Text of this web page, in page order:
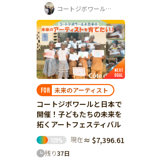
コートジボワール・日本 子どもアートフェ...
FOR 未来のアーティスト
コートジボワールと日本で
開催！子どもたちの未来を
拓くアートフェスティバル
129% 現在 ≈ $7,396.61
残り37日